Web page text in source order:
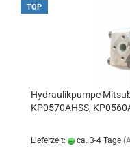
TOP
Hydraulikpumpe
KP0570AHSS,
Lieferzeit: ca. 3-4 Tage